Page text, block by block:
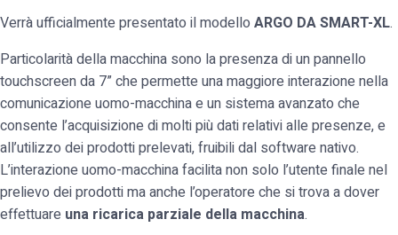
Verrà ufficialmente presentato il modello ARGO DA SMART-XL.
Particolarità della macchina sono la presenza di un pannello
touchscreen da 7” che permette una maggiore interazione nella
comunicazione uomo-macchina e un sistema avanzato che
consente l’acquisizione di molti più dati relativi alle presenze, e
all’utilizzo dei prodotti prelevati, fruibili dal software nativo.
L’interazione uomo-macchina facilita non solo l’utente finale nel
prelievo dei prodotti ma anche l’operatore che si trova a dover
effettuare una ricarica parziale della macchina.